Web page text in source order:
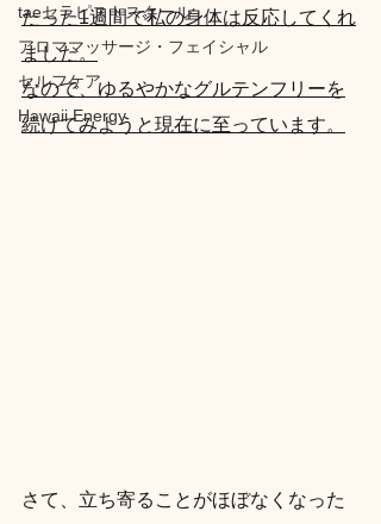
taeセラピストスクール
アロママッサージ・フェイシャル
セルフケア
Hawaii Energy
たった1週間で私の身体は反応してくれ
ました。
なので、ゆるやかなグルテンフリーを
続けてみようと現在に至っています。
さて、立ち寄ることがほぼなくなった